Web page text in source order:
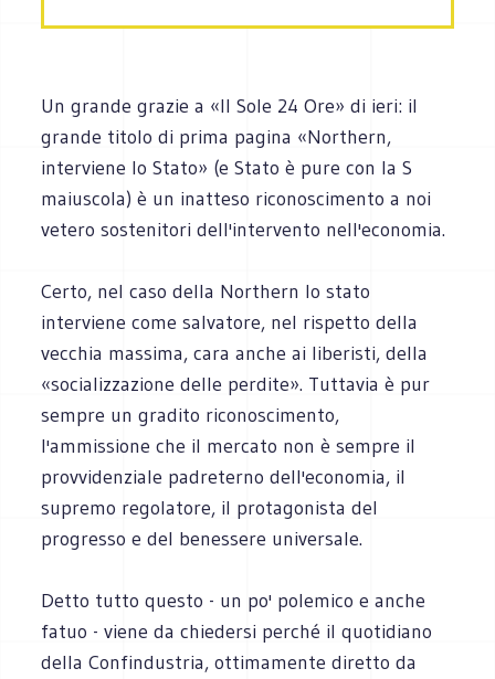
Un grande grazie a «Il Sole 24 Ore» di ieri: il
grande titolo di prima pagina «Northern,
interviene lo Stato» (e Stato è pure con la S
maiuscola) è un inatteso riconoscimento a noi
vetero sostenitori dell'intervento nell'economia.
Certo, nel caso della Northern lo stato
interviene come salvatore, nel rispetto della
vecchia massima, cara anche ai liberisti, della
«socializzazione delle perdite». Tuttavia è pur
sempre un gradito riconoscimento,
l'ammissione che il mercato non è sempre il
provvidenziale padreterno dell'economia, il
supremo regolatore, il protagonista del
progresso e del benessere universale.
Detto tutto questo - un po' polemico e anche
fatuo - viene da chiedersi perché il quotidiano
della Confindustria, ottimamente diretto da